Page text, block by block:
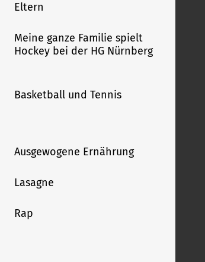
Eltern
Meine ganze Familie spielt
Hockey bei der HG Nürnberg
Basketball und Tennis
Ausgewogene Ernährung
Lasagne
Rap